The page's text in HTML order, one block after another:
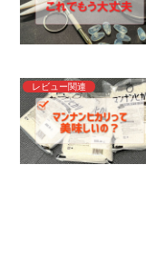
レビュー関連